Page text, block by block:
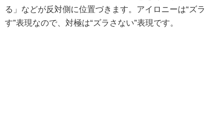
る」などが反対側に位置づきます。アイロニーは“ズラ
す”表現なので、対極は“ズラさない”表現です。